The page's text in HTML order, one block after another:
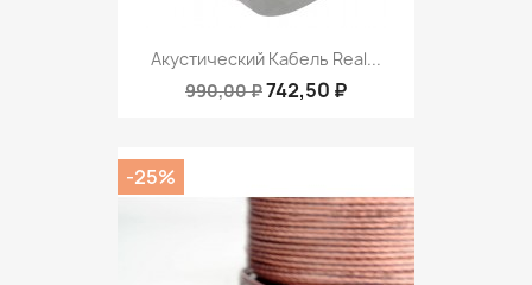
Акустический Кабель Real...
990,00 ₽742,50 ₽
-25%